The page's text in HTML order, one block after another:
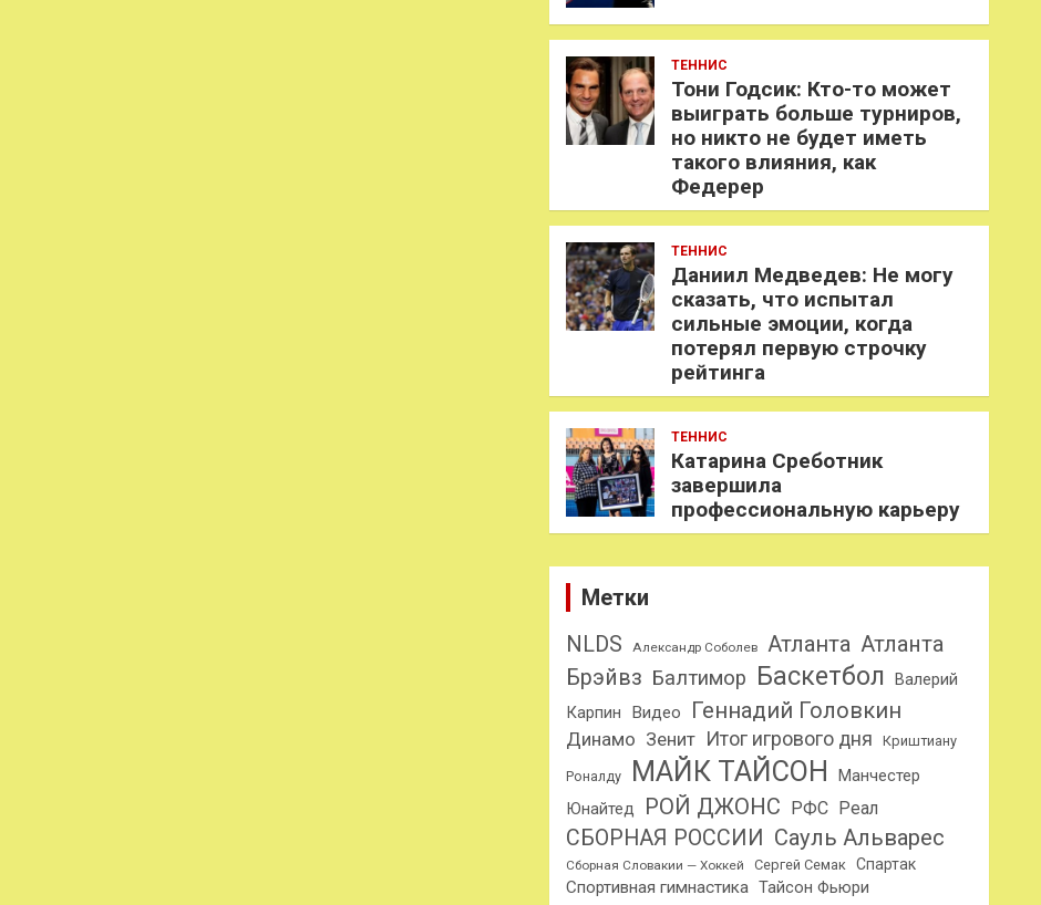
ТЕННИС
Тони Годсик: Кто-то может
выиграть больше турниров,
но никто не будет иметь
такого влияния, как
Федерер
ТЕННИС
Даниил Медведев: Не могу
сказать, что испытал
сильные эмоции, когда
потерял первую строчку
рейтинга
ТЕННИС
Катарина Среботник
завершила
профессиональную карьеру
Метки
NLDS
Александр Соболев Атланта Атланта
Брэйвз Балтимор Баскетбол
Валерий
Карпин
Видео Геннадий Головкин
Динамо Зенит Итог игрового дня Криштиану
Роналду МАЙК ТАЙСОН
Манчестер
Юнайтед
РОЙ ДЖОНС РФС Реал
СБОРНАЯ РОССИИ Сауль Альварес
Сборная Словакии — Хоккей Сергей Семак Спартак
Спортивная гимнастика Тайсон Фьюри